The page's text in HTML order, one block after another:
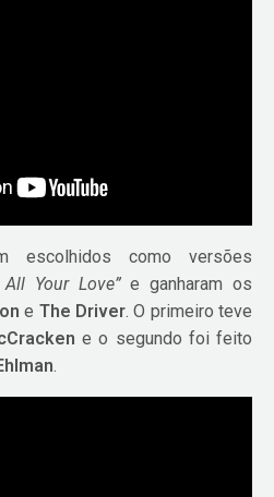
escolhidos como versões
All Your Love”e ganharam os
e The Driver. O primeiro teve
e o segundo foi feito
.